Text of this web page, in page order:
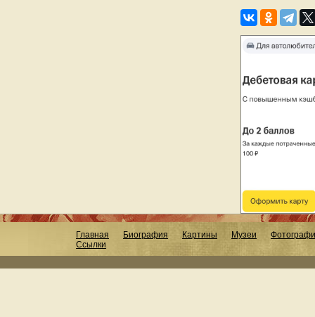
Главная Биография Картины Музеи
Ссылки